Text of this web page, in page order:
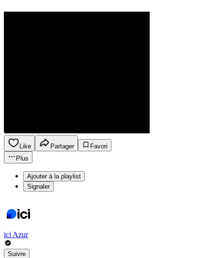
Like Partager
Favori
Plus
Ajouter à la playlist
Signaler
ici Azur
Suivre